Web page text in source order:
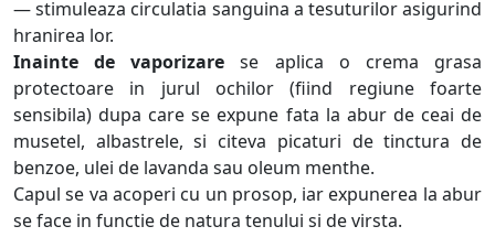
— stimuleaza circulatia sanguina a tesuturilor asigurind
hranirea lor.
Inainte de vaporizare se aplica o crema grasa
protectoare in jurul ochilor (fiind regiune foarte
sensibila) dupa care se expune fata la abur de ceai de
musetel, albastrele, si citeva picaturi de tinctura de
benzoe, ulei de lavanda sau oleum menthe.
Capul se va acoperi cu un prosop, iar expunerea la abur
se face in functie de natura tenului si de virsta.